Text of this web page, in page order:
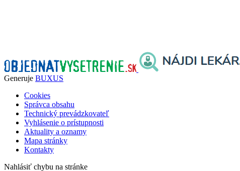
Generuje BUXUS
Cookies
Správca obsahu
Technický prevádzkovateľ
Vyhlásenie o prístupnosti
Aktuality a oznamy
Mapa stránky
Kontakty
Nahlásiť chybu na stránke